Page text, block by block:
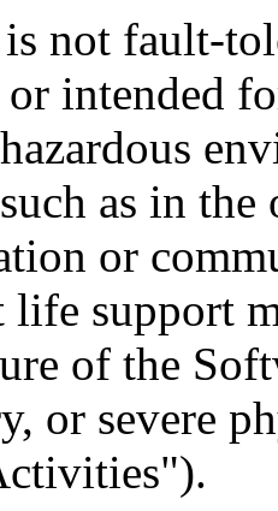
not fault-
intended
as in
or
support
of the
or severe